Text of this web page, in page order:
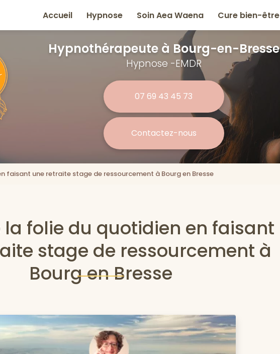
Accueil
Hypnose Soin Aea Waena Cure bien-être
Hypnothérapeute à Bourg-en-Bresse
Hypnose -EMDR
07 69 43 45 73
Contactez-nous
faisant une retraite stage de ressourcement à Bourg en Bresse
la folie du quotidien en faisant
stage de ressourcement à
Bourg en Bresse